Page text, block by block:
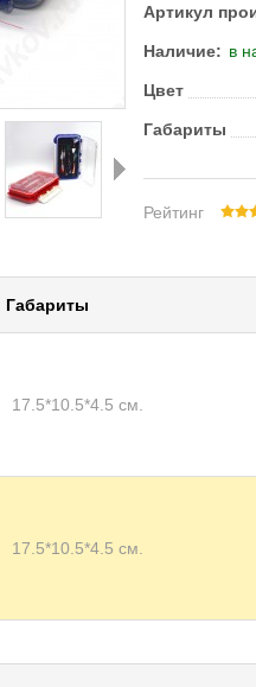
Артикул
Наличие: в
Цвет
Габариты
Рейтинг
Габариты
17.5*10.5*4.5 см.
17.5*10.5*4.5 см.